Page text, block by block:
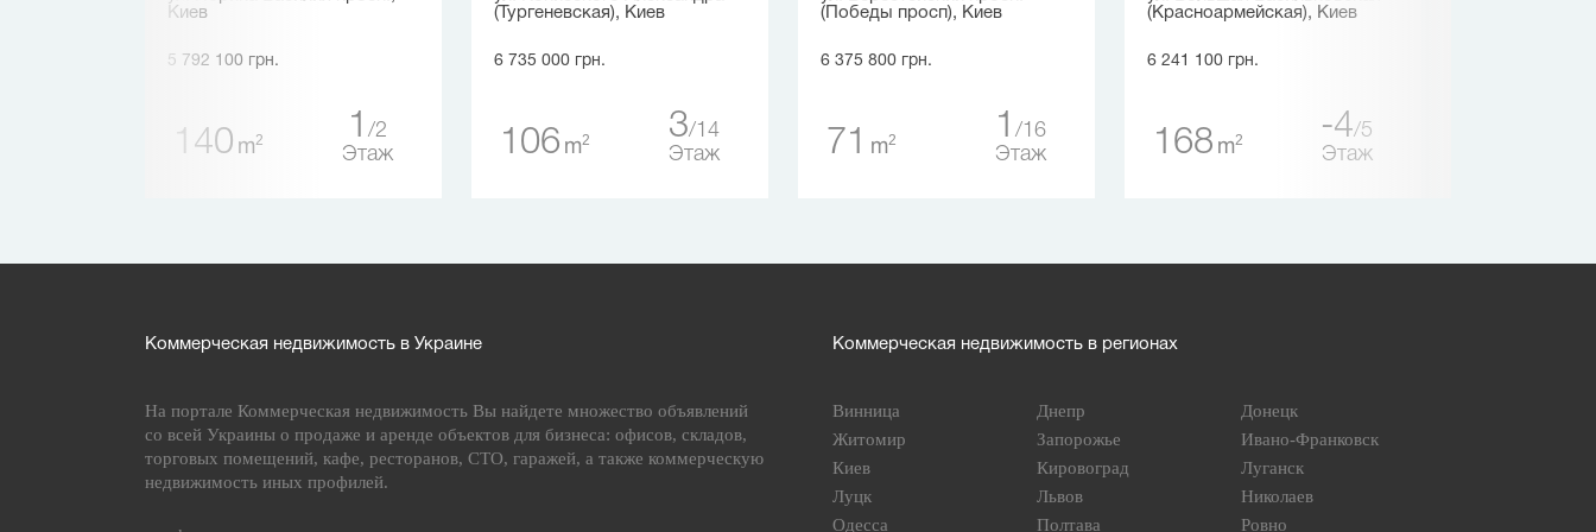
Киев
5 792 100 грн.
140 m2 1
2
Этаж
(Тургеневская), Киев
6 735 000 грн.
106 m2 3 14
Этаж
(Победы просп), Киев
6 375 800 грн.
71 m2 1
16
Этаж
(Красноармейская), Киев
6 241 100 грн.
168 m2 -4 5
Этаж
Коммерческая недвижимость в Украине
На портале Коммерческая недвижимость Вы найдете множество объявлений
со всей Украины о продаже и аренде объектов для бизнеса: офисов, складов,
торговых помещений, кафе, ресторанов, СТО, гаражей, а также коммерческую
недвижимость иных профилей.
Коммерческая недвижимость в регионах
Винница Днепр
Донецк
Житомир
Запорожье
Ивано-Франковск
Киев
Кировоград
Луганск
Луцк
Львов
Николаев
Одесса
Полтава Ровно